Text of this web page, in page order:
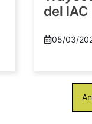
del IAC
05/03/